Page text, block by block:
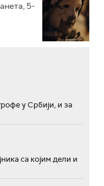
5-
у Србији, и за
са којим дели и